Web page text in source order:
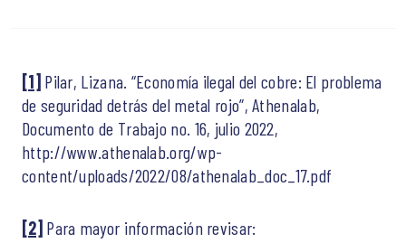
[1] Pilar, Lizana. “Economía ilegal del cobre: El problema
de seguridad detrás del metal rojo”, Athenalab,
Documento de Trabajo no. 16, julio 2022,
http://www.athenalab.org/wp-
content/uploads/2022/08/athenalab_doc_17.pdf
[2] Para mayor información revisar: